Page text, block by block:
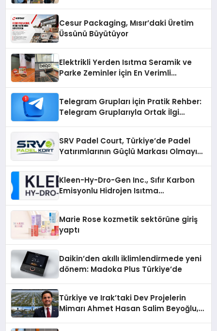
Cesur Packaging, Mısır’daki Üretim
Üssünü Büyütüyor
Elektrikli Yerden Isıtma Seramik ve
Parke Zeminler İçin En Verimli
Telegram Grupları İçin Pratik Rehber:
Telegram Gruplarıyla Ortak İlgi
SRV Padel Court, Türkiye’de Padel
Yatırımlarının Güçlü Markası Olmayı
Kleen-Hy-Dro-Gen Inc., Sıfır Karbon
Emisyonlu Hidrojen Isıtma
Marie Rose kozmetik sektörüne giriş
yaptı
Daikin’den akıllı iklimlendirmede yeni
dönem: Madoka Plus Türkiye’de
Türkiye ve Irak’taki Dev Projelerin
Mimarı Ahmet Hasan Salim Beyoğlu,